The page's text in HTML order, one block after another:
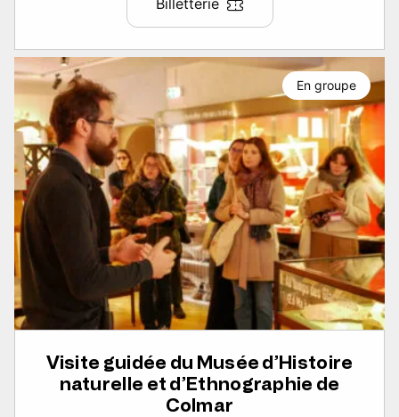
Billetterie
Visite guidée du Musée d’Histoire
naturelle et d’Ethnographie de
Colmar
En groupe